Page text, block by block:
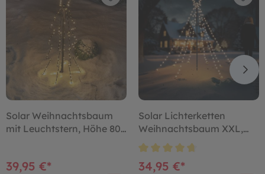
Solar Weihnachtsbaum
mit Leuchtstern, Höhe 80
39,95 €*
Solar Lichterketten
Weihnachtsbaum XXL,
Höhe 2 m mit 200 LEDs
34,95 €*